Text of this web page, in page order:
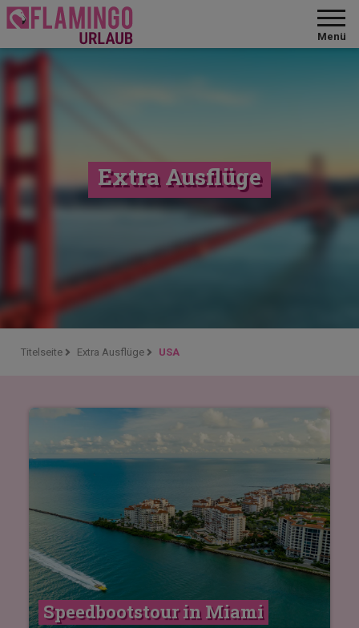
Menü
Extra Ausflüge
Titelseite Extra Ausflüge USA
Speedbootstour in Miami